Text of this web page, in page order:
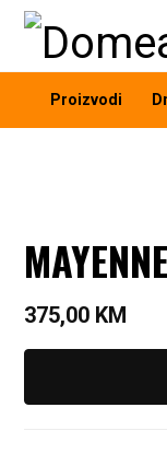
Proizvodi
375,00 KM